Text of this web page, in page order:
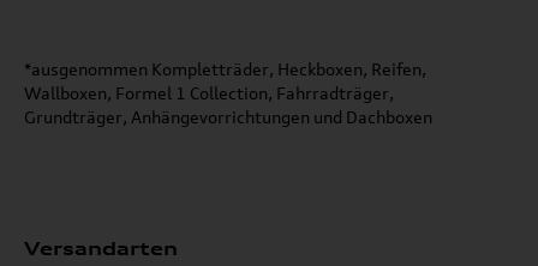
*ausgenommen Kompletträder, Heckboxen, Reifen,
Wallboxen, Formel 1 Collection, Fahrradträger,
Grundträger, Anhängevorrichtungen und Dachboxen
Versandarten